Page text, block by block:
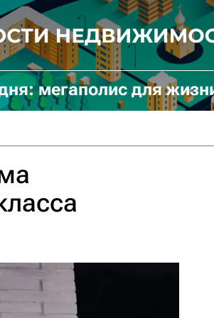
мегаполис для